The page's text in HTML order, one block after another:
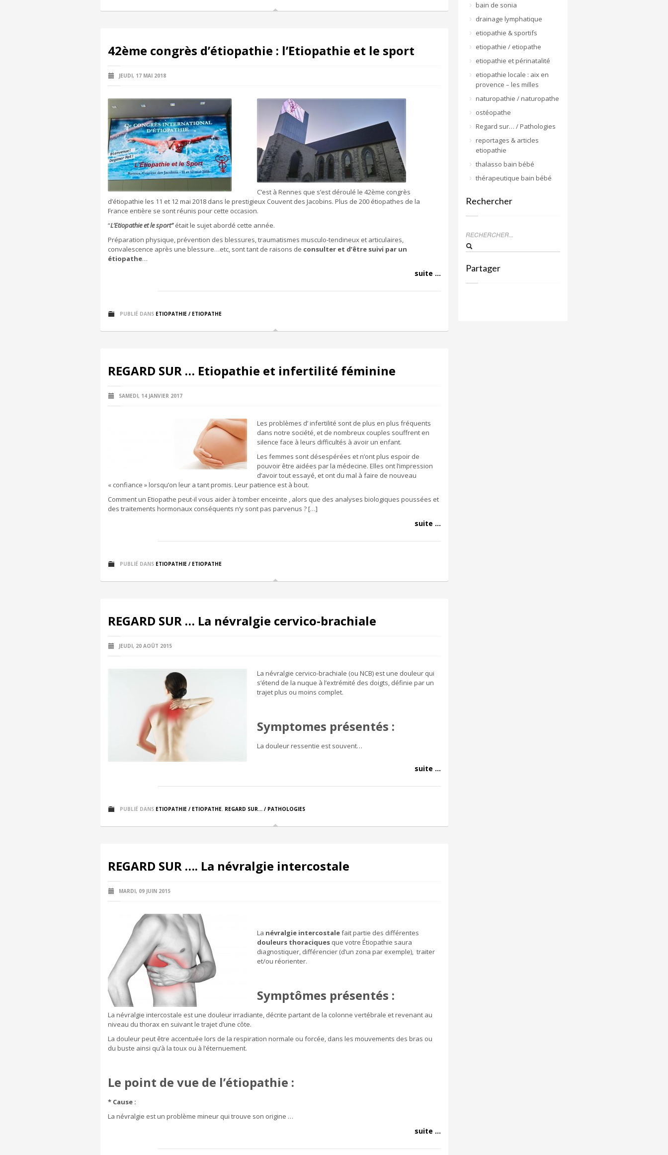
42ème congrès d’étiopathie : l’Etiopathie et le sport
JEUDI, 17 MAI 2018
C’est à Rennes que s’est déroulé le 42ème congrès
d’étiopathie les 11 et 12 mai 2018 dans le prestigieux Couvent des Jacobins. Plus de 200 étiopathes de la
France entière se sont réunis pour cette occasion.
“L’Etiopathie et le sport”était le sujet abordé cette année.
Préparation physique, prévention des blessures, traumatismes musculo-tendineux et articulaires,
convalescence après une blessure…etc, sont tant de raisons de consulter et d’être suivi par un
étiopathe…
suite ...
PUBLIÉ DANS ETIOPATHIE / ETIOPATHE
REGARD SUR … Etiopathie et infertilité féminine
SAMEDI, 14 JANVIER 2017
Les problèmes d’ infertilité sont de plus en plus fréquents
dans notre société, et de nombreux couples souffrent en
silence face à leurs difficultés à avoir un enfant.
Les femmes sont désespérées et n’ont plus espoir de
pouvoir être aidées par la médecine. Elles ont l’impression
d’avoir tout essayé, et ont du mal à faire de nouveau
« confiance » lorsqu’on leur a tant promis. Leur patience est à bout.
Comment un Etiopathe peut-il vous aider à tomber enceinte , alors que des analyses biologiques poussées et
des traitements hormonaux conséquents n’y sont pas parvenus ? […]
suite ...
PUBLIÉ DANS ETIOPATHIE / ETIOPATHE
REGARD SUR … La névralgie cervico-brachiale
JEUDI, 20 AOÛT 2015
La névralgie cervico-brachiale (ou NCB) est une douleur qui
s’étend de la nuque à l’extrémité des doigts, définie par un
trajet plus ou moins complet.
Symptomes présentés :
La douleur ressentie est souvent…
suite ...
PUBLIÉ DANS ETIOPATHIE / ETIOPATHE, REGARD SUR... / PATHOLOGIES
REGARD SUR …. La névralgie intercostale
MARDI, 09 JUIN 2015
La névralgie intercostalefait partie des différentes
douleurs thoraciques que votre Étiopathie saura
diagnostiquer, différencier (d’un zona par exemple), traiter
et/ou réorienter.
Symptômes présentés :
La névralgie intercostale est une douleur irradiante, décrite partant de la colonne vertébrale et revenant au
niveau du thorax en suivant le trajet d’une côte.
La douleur peut être accentuée lors de la respiration normale ou forcée, dans les mouvements des bras ou
du buste ainsi qu’à la toux ou à l’éternuement.
Le point de vue de l’étiopathie :
* Cause :
La névralgie est un problème mineur qui trouve son origine …
suite ...
bain de sonia
drainage lymphatique
etiopathie & sportifs
etiopathie / etiopathe
etiopathie et périnatalité
etiopathie locale : aix en
provence – les milles
naturopathie / naturopathe
ostéopathe
Regard sur… / Pathologies
reportages & articles
etiopathie
thalasso bain bébé
thérapeutique bain bébé
Rechercher
Partager